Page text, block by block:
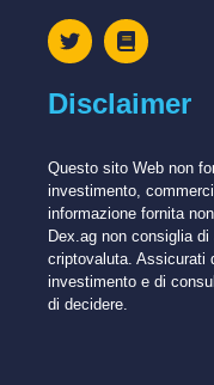
Disclaimer
Questo sito Web non
investimento,
informazione fornita
Dex.ag non consiglia
criptovaluta. Assicurati
investimento e di
di decidere.